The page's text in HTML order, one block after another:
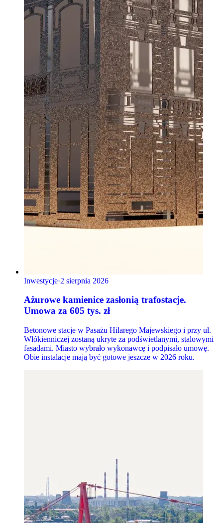
Inwestycje·2 sierpnia 2026
Ażurowe kamienice zasłonią trafostacje.
Umowa za 605 tys. zł
Betonowe stacje w Pasażu Hilarego Majewskiego i przy ul.
Włókienniczej zostaną ukryte za podświetlanymi, stalowymi
fasadami. Miasto wybrało wykonawcę i podpisało umowę.
Obie instalacje mają być gotowe jeszcze w 2026 roku.